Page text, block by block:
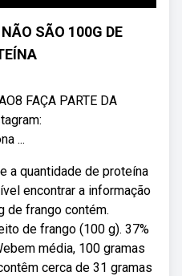
SÃO 100G DE
FAÇA PARTE DA
...
a quantidade de proteína
encontrar a informação
de frango contém.
de frango (100 g). 37%
média, 100 gramas
cerca de 31 gramas